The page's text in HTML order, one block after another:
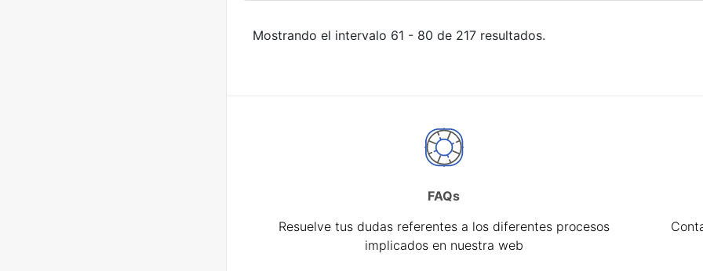
Mostrando el intervalo 61 - 80 de 217 resultados.
FAQs
Resuelve tus dudas referentes a los diferentes procesos
implicados en nuestra web